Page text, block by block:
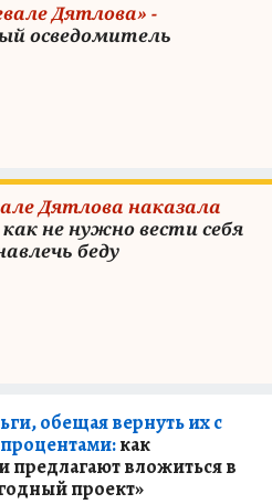
Дятлова» -
осведомитель
Дятлова наказала
не нужно вести себя
беду
обещая вернуть их с
как
вложиться в
проект»